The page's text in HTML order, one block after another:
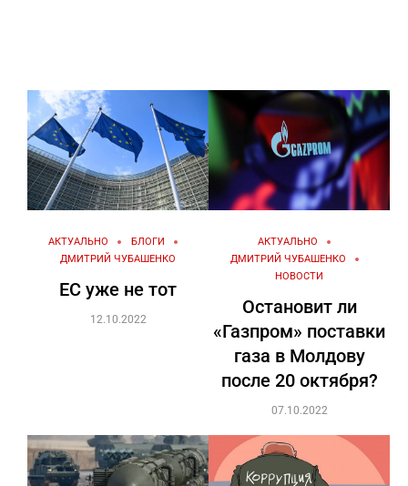
АКТУАЛЬНО
БЛОГИ
ДМИТРИЙ ЧУБАШЕНКО
ЕС уже не тот
12.10.2022
АКТУАЛЬНО
ДМИТРИЙ ЧУБАШЕНКО
НОВОСТИ
Остановит ли
«Газпром» поставки
газа в Молдову
после 20 октября?
07.10.2022